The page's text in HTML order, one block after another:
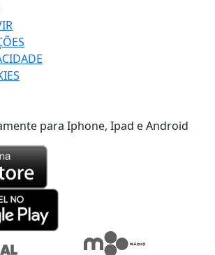
para Iphone, Ipad e Android